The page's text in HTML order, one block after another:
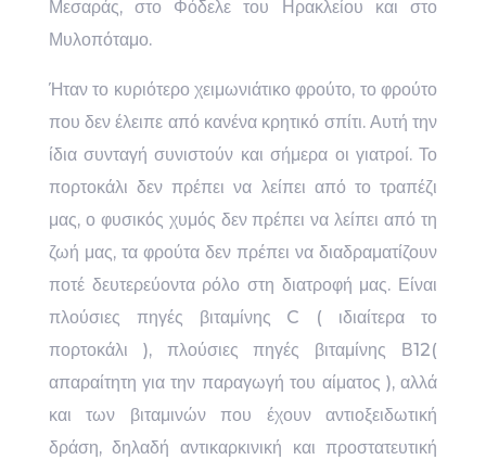
Μεσαράς, στο Φόδελε του Ηρακλείου και στο
Μυλοπόταμο.
Ήταν το κυριότερο χειμωνιάτικο φρούτο, το φρούτο
που δεν έλειπε από κανένα κρητικό σπίτι. Αυτή την
ίδια συνταγή συνιστούν και σήμερα οι γιατροί. Το
πορτοκάλι δεν πρέπει να λείπει από το τραπέζι
μας, ο φυσικός χυμός δεν πρέπει να λείπει από τη
ζωή μας, τα φρούτα δεν πρέπει να διαδραματίζουν
ποτέ δευτερεύοντα ρόλο στη διατροφή μας. Είναι
πλούσιες πηγές βιταμίνης C ( ιδιαίτερα το
πορτοκάλι ), πλούσιες πηγές βιταμίνης Β12(
απαραίτητη για την παραγωγή του αίματος ), αλλά
και των βιταμινών που έχουν αντιοξειδωτική
δράση, δηλαδή αντικαρκινική και προστατευτική